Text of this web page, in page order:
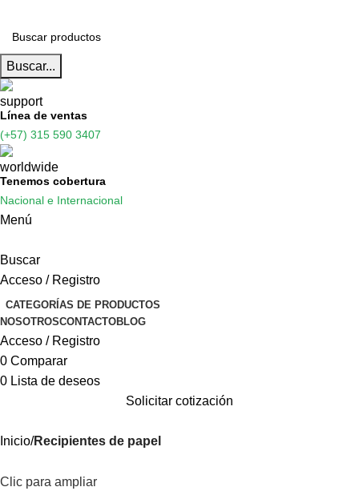
Buscar...
Línea de ventas
(+57) 315 590 3407
Tenemos cobertura
Nacional e Internacional
Menú
Buscar
Acceso / Registro
CATEGORÍAS DE PRODUCTOS
NOSOTROSCONTACTOBLOG
Acceso / Registro
0 Comparar
0 Lista de deseos
Solicitar cotización
Inicio Recipientes de papel
Clic para ampliar